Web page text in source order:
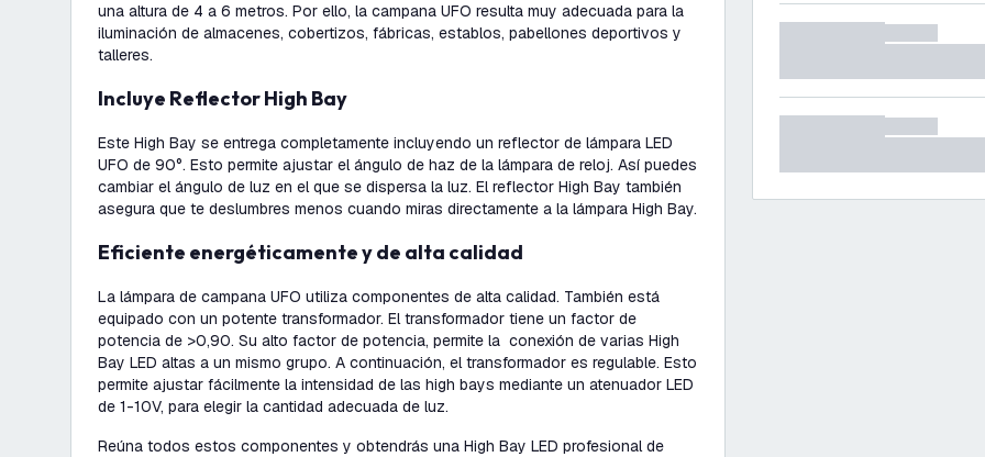
una altura de 4 a 6 metros. Por ello, la campana UFO resulta muy adecuada para la
iluminación de almacenes, cobertizos, fábricas, establos, pabellones deportivos y
talleres.
Incluye Reflector High Bay
Este High Bay se entrega completamente incluyendo un reflector de lámpara LED
UFO de 90°. Esto permite ajustar el ángulo de haz de la lámpara de reloj. Así puedes
cambiar el ángulo de luz en el que se dispersa la luz. El reflector High Bay también
asegura que te deslumbres menos cuando miras directamente a la lámpara High Bay.
Eficiente energéticamente y de alta calidad
La lámpara de campana UFO utiliza componentes de alta calidad. También está
equipado con un potente transformador. El transformador tiene un factor de
potencia de >0,90. Su alto factor de potencia, permite la conexión de varias High
Bay LED altas a un mismo grupo. A continuación, el transformador es regulable. Esto
permite ajustar fácilmente la intensidad de las high bays mediante un atenuador LED
de 1-10V, para elegir la cantidad adecuada de luz.
Reúna todos estos componentes y obtendrás una High Bay LED profesional de